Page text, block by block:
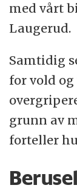
med vårt
Laugerud.
Samtidig
for vold
grunn av
forteller